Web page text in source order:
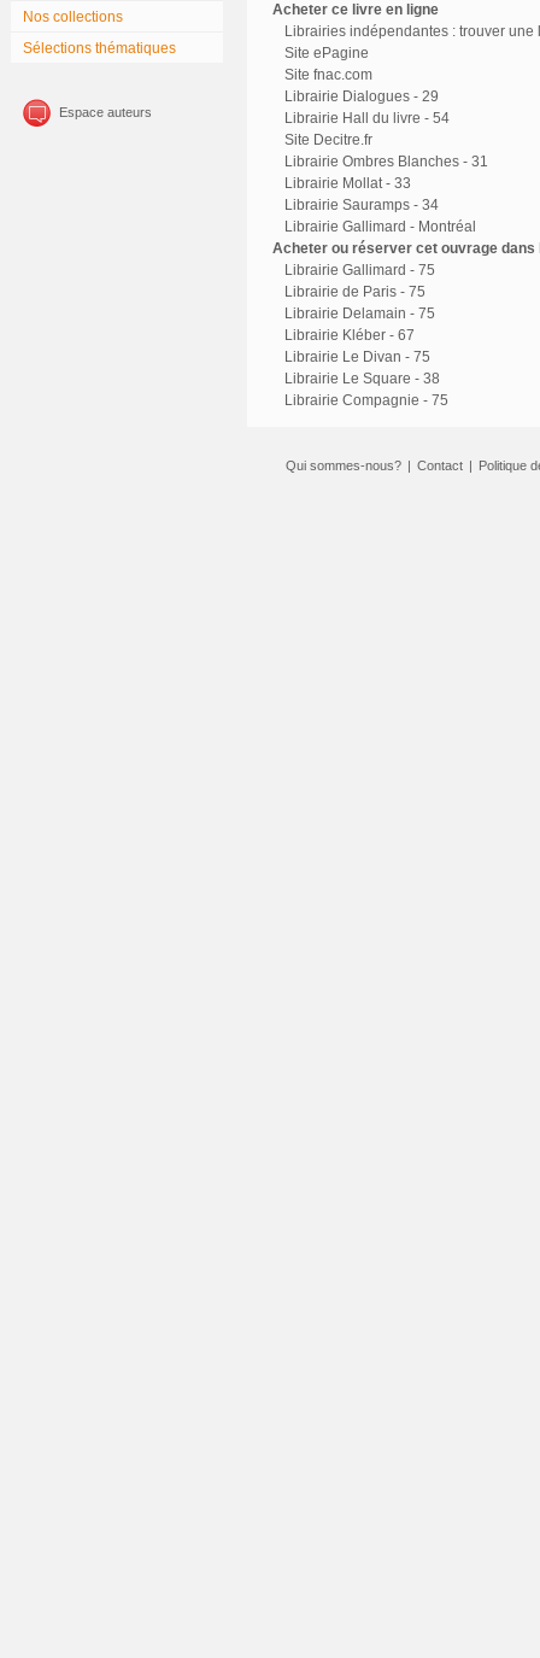
Nos collections
Sélections thématiques
Espace auteurs
Acheter ce livre en ligne
Librairies indépendantes : trouver une
Site ePagine
Site fnac.com
Librairie Dialogues - 29
Librairie Hall du livre - 54
Site Decitre.fr
Librairie Ombres Blanches - 31
Librairie Mollat - 33
Librairie Sauramps - 34
Librairie Gallimard - Montréal
Acheter ou réserver cet ouvrage
Librairie Gallimard - 75
Librairie de Paris - 75
Librairie Delamain - 75
Librairie Kléber - 67
Librairie Le Divan - 75
Librairie Le Square - 38
Librairie Compagnie - 75
Qui sommes-nous? | Contact | Politique